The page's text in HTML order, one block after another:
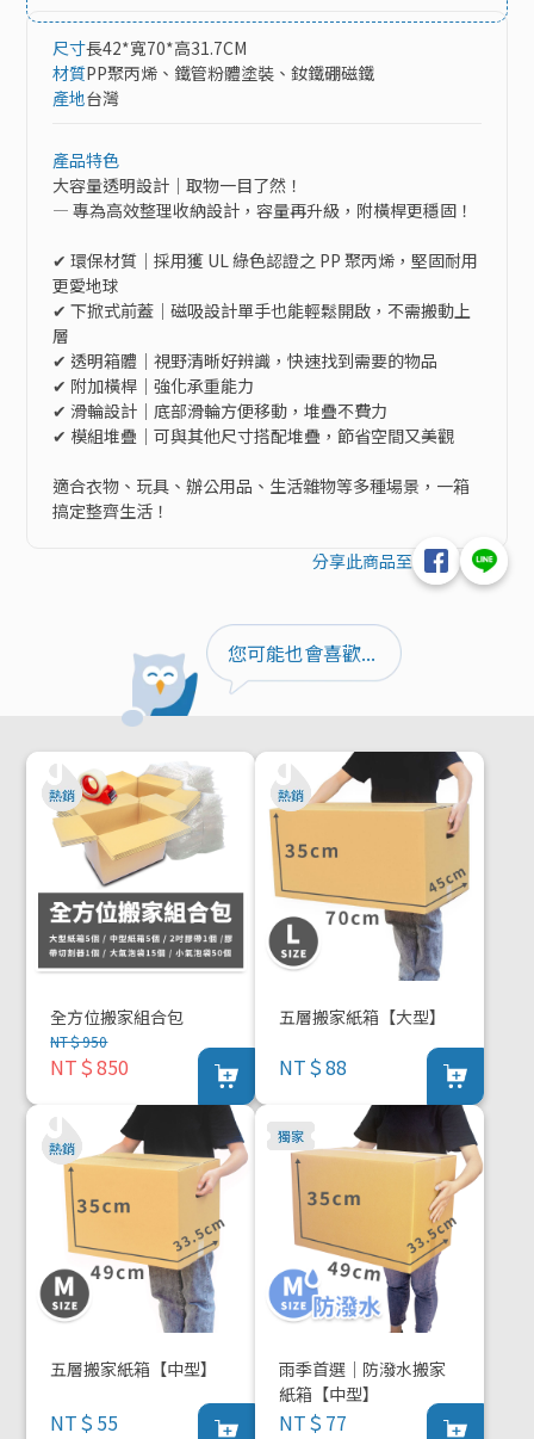
尺寸長42*寬70*高31.7CM
材質PP聚丙烯、鐵管粉體塗裝、釹鐵硼磁鐵
產地台灣
產品特色
大容量透明設計｜取物一目了然！
— 專為高效整理收納設計，容量再升級，附橫桿更穩固！
✔ 環保材質｜採用獲 UL 綠色認證之 PP 聚丙烯，堅固耐用
更愛地球
✔ 下掀式前蓋｜磁吸設計單手也能輕鬆開啟，不需搬動上
層
✔ 透明箱體｜視野清晰好辨識，快速找到需要的物品
✔ 附加橫桿｜強化承重能力
✔ 滑輪設計｜底部滑輪方便移動，堆疊不費力
✔ 模組堆疊｜可與其他尺寸搭配堆疊，節省空間又美觀
適合衣物、玩具、辦公用品、生活雜物等多種場景，一箱
搞定整齊生活！
分享此商品至
您可能也會喜歡...
全方位搬家組合包
NT＄950
NT＄850
五層搬家紙箱【大型】
NT＄88
五層搬家紙箱【中型】
NT＄55
雨季首選｜防潑水搬家
紙箱【中型】
NT＄77